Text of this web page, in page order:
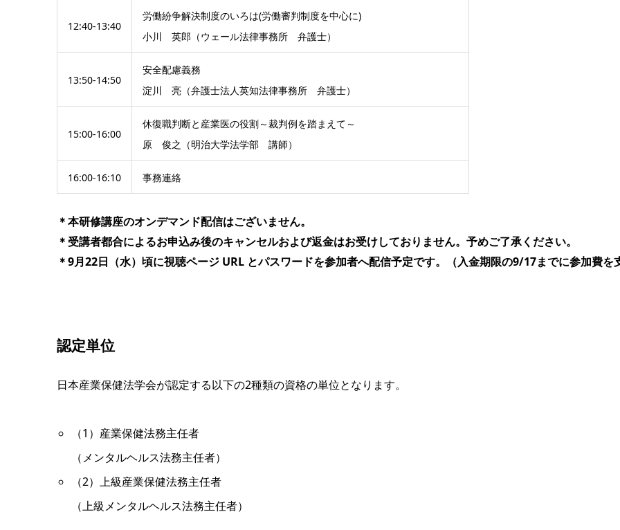
12:40-13:40
労働紛争解決制度のいろは(労働審判制度を中心に)
小川 英郎（ウェール法律事務所 弁護士）
13:50-14:50
安全配慮義務
淀川 亮（弁護士法人英知法律事務所 弁護士）
15:00-16:00
休復職判断と産業医の役割～裁判例を踏まえて～
原 俊之（明治大学法学部 講師）
16:00-16:10 事務連絡
＊本研修講座のオンデマンド配信はございません。
＊受講者都合によるお申込み後のキャンセルおよび返金はお受けしておりません。予めご了承ください。
＊9月22日（水）頃に視聴ページ URL とパスワードを参加者へ配信予定です。（入金期限の9/17までに参加費を
認定単位
日本産業保健法学会が認定する以下の2種類の資格の単位となります。
（1）産業保健法務主任者
（メンタルヘルス法務主任者）
（2）上級産業保健法務主任者
（上級メンタルヘルス法務主任者）